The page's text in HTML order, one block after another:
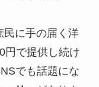
民に手の届く洋
円で提供し続け
でも話題にな